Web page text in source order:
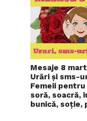
Mesaje 8
Urări și sms-
Femeii pentru
soră, soacră,
bunică, soție,